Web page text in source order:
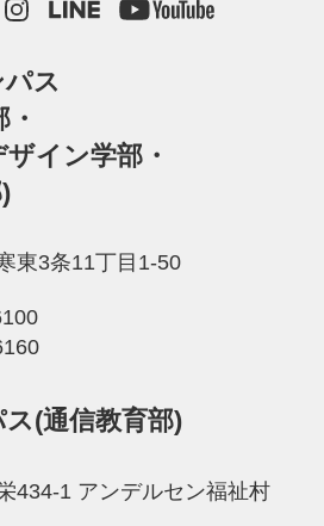
ス
イン学部・
東3条11丁目1-50
(通信教育部)
434-1 アンデルセン福祉村